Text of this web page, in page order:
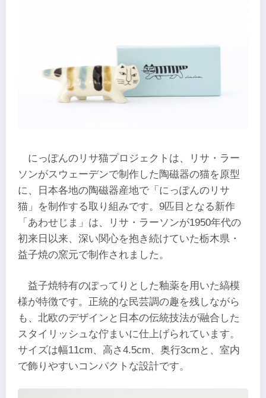
にっぽんのリサ猫プロジェクトは、リサ・ラー
ソンがスウェーデンで制作した陶磁器の猫を原型
に、日本各地の陶磁器産地で「にっぽんのリサ
猫」を制作する取り組みです。9匹目となる新作
「あわせじま」は、リサ・ラーソンが1950年代の
初来日以来、深い関心を抱き続けていた栃木県・
益子焼の窯元で制作されました。
益子焼特有のぽってりとした釉薬を用いた縞模
様が特徴です。正統的な民芸調の趣を残しながら
も、北欧のデザインと日本の伝統技法が融合した
スタイリッシュな佇まいに仕上げられています。
サイズは幅11cm、高さ4.5cm、奥行3cmと、室内
で飾りやすいコンパクトな設計です。